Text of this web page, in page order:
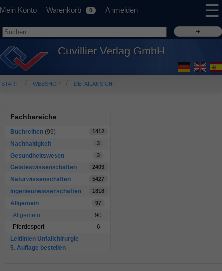
Mein Konto Warenkorb 0 Anmelden ☰
Cuvillier Verlag GmbH
START WEBSHOP DETAILANSICHT
Fachbereiche
Buchreihen (99) 1412
Nachhaltigkeit 3
Gesundheitswesen 3
Geisteswissenschaften 2403
Naturwissenschaften 5427
Ingenieurwissenschaften 1818
Allgemein 97
Allgemein
90
Pferdesport
6
Leitlinien Unfallchirurgie
5. Auflage bestellen